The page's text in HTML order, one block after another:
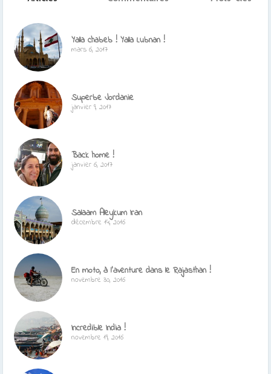
Yalla chabeb ! Yalla Lubnan !
mars 6, 2017
Superbe Jordanie
janvier 9, 2017
Back home !
janvier 6, 2017
Salaam Aleykum Iran
décembre 14, 2016
En moto, à l’aventure dans le Rajasthan !
novembre 30, 2016
Incredible India !
novembre 19, 2016